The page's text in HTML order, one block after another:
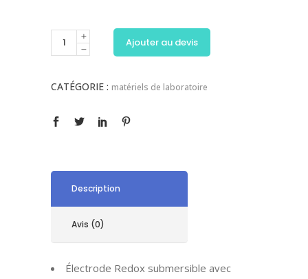
Ajouter au devis
CATÉGORIE : matériels de laboratoire
Description
Avis (0)
Électrode Redox submersible avec